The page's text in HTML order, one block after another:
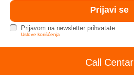
Prijavom na newsletter prihvatate
Uslove korišćenja
Call Centar